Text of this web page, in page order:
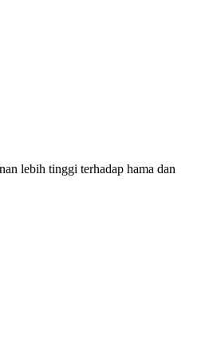
lebih tinggi terhadap hama dan